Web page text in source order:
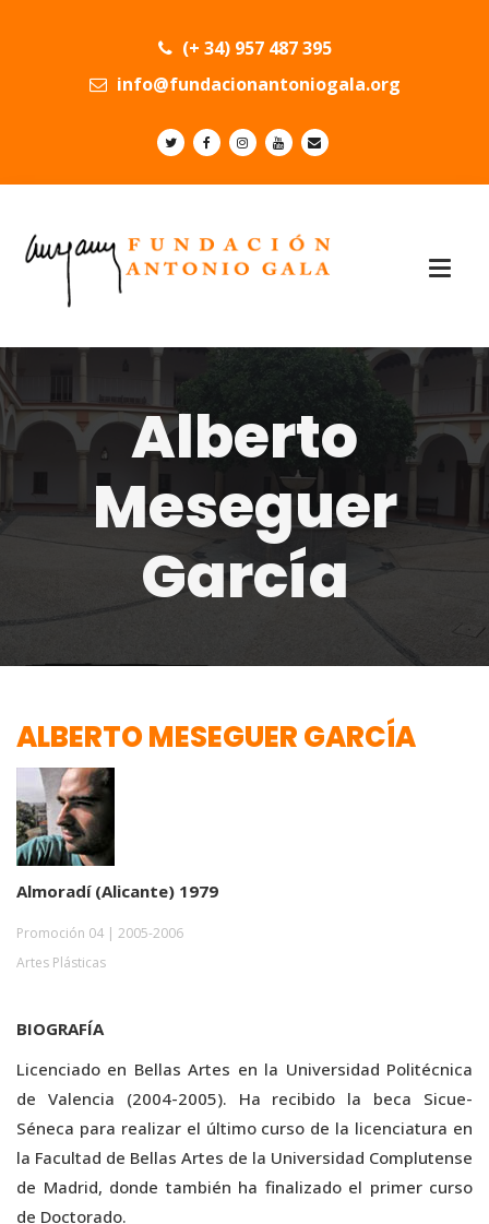
(+ 34) 957 487 395
info@fundacionantoniogala.org
Alberto
Meseguer
García
ALBERTO MESEGUER GARCÍA
Almoradí (Alicante) 1979
Promoción 04 | 2005-2006
Artes Plásticas
BIOGRAFÍA
Licenciado en Bellas Artes en la Universidad Politécnica
de Valencia (2004-2005). Ha recibido la beca Sicue-
Séneca para realizar el último curso de la licenciatura en
la Facultad de Bellas Artes de la Universidad Complutense
de Madrid, donde también ha finalizado el primer curso
de Doctorado.